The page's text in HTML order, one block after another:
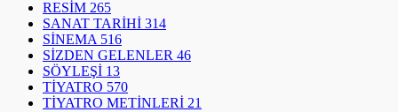
RESİM 265
SANAT TARİHİ 314
SİNEMA 516
SİZDEN GELENLER 46
SÖYLEŞİ 13
TİYATRO 570
TİYATRO METİNLERİ 21